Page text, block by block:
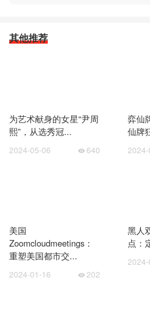
其他推荐
为艺术献身的女星“尹周
熙”，从选秀冠...
2024-05-06 640
弈仙
仙牌
美国
Zoomcloudmeetings：
重塑美国都市交...
2024-01-16 202
黑人
点：